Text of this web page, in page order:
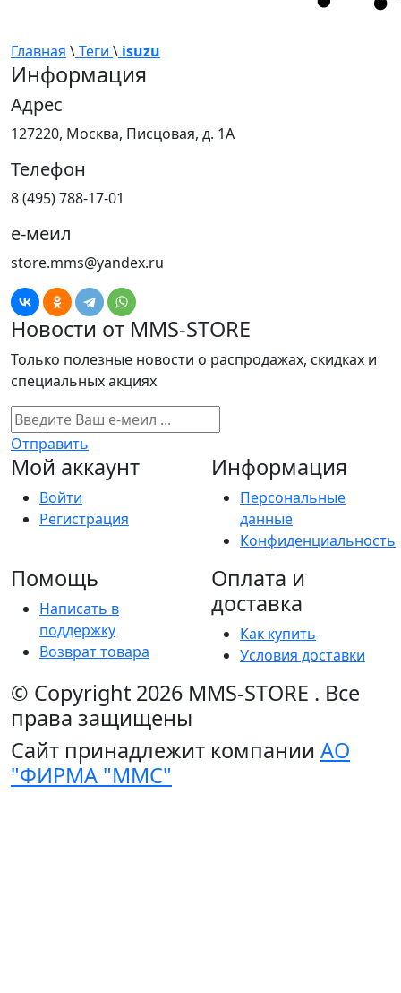
Главная \Теги \ isuzu
Информация
Адрес
127220, Москва, Писцовая, д. 1А
Телефон
8 (495) 788-17-01
е-меил
store.mms@yandex.ru
Новости от MMS-STORE
Только полезные новости о распродажах, скидках и
специальных акциях
Отправить
Мой аккаунт
Войти
Регистрация
Информация
Персональные
данные
Конфиденциальность
Помощь
Написать в
поддержку
Возврат товара
Оплата и
доставка
Как купить
Условия доставки
© Copyright 2026 MMS-STORE . Все
права защищены
Сайт принадлежит компании АО
"ФИРМА "ММС"